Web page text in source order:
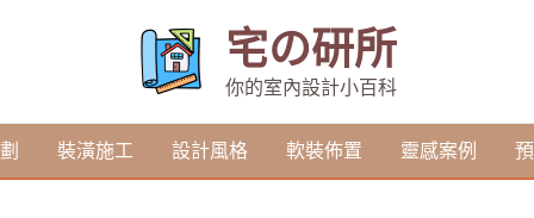
宅の研所
你的室內設計小百科
裝潢施工 設計風格 軟裝佈置 靈感案例